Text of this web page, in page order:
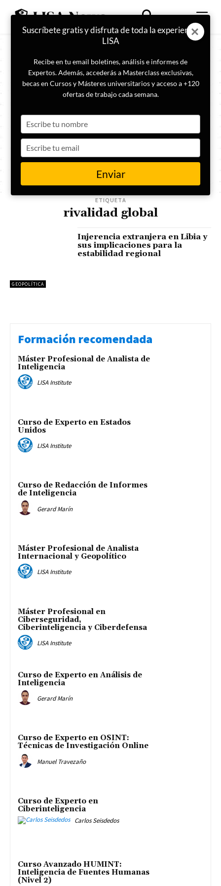
ETIQUETA
rivalidad global
GEOPOLÍTICA
Injerencia extranjera en Libia y
sus implicaciones para la
estabilidad regional
Formación recomendada
Máster Profesional de Analista de
Inteligencia
LISA Institute
Curso de Experto en Estados
Unidos
LISA Institute
Curso de Redacción de Informes
de Inteligencia
Gerard Marín
Máster Profesional de Analista
Internacional y Geopolítico
LISA Institute
Máster Profesional en
Ciberseguridad,
Ciberinteligencia y Ciberdefensa
LISA Institute
Curso de Experto en Análisis de
Inteligencia
Gerard Marín
Curso de Experto en OSINT:
Técnicas de Investigación Online
Manuel Travezaño
Curso de Experto en
Ciberinteligencia
Carlos Seisdedos
Curso Avanzado HUMINT:
Inteligencia de Fuentes Humanas
(Nivel 2)
Suscríbete gratis y disfruta de toda la experiencia
LISA
Recibe en tu email boletines, análisis e informes de
Expertos. Además, accederás a Masterclass exclusivas,
becas en Cursos y Másteres universitarios y acceso a +120
ofertas de trabajo cada semana.
your
name
your
email
Enviar